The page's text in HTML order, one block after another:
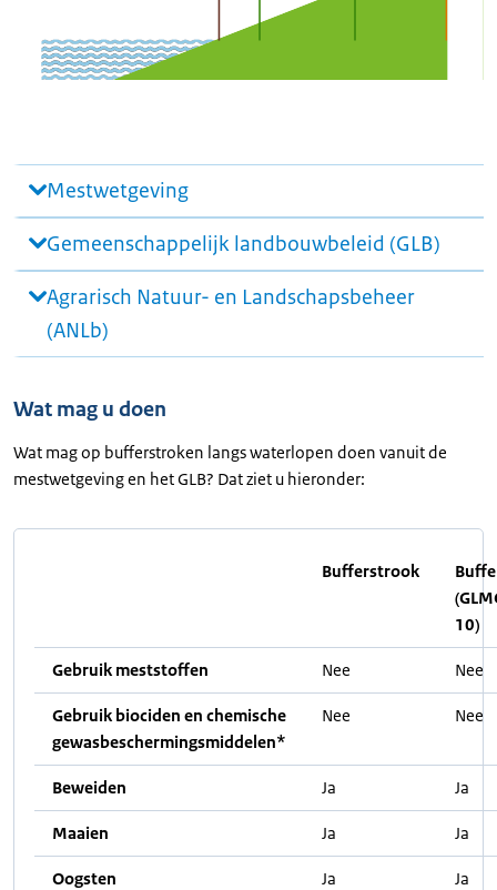
Mestwetgeving
Gemeenschappelijk landbouwbeleid (GLB)
Agrarisch Natuur- en Landschapsbeheer
(ANLb)
Wat mag u doen
Wat mag op bufferstroken langs waterlopen doen vanuit de
mestwetgeving en het GLB? Dat ziet u hieronder:
Bufferstrook
10)
Gebruik meststoffen Nee Nee
Gebruik biociden en chemische
gewasbeschermingsmiddelen*
Nee Nee
Beweiden Ja Ja
Maaien Ja Ja
Oogsten Ja Ja